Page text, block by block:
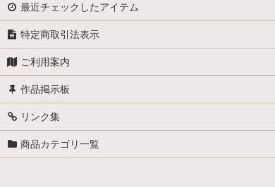
最近チェックしたアイテム
特定商取引法表示
ご利用案内
作品掲示板
リンク集
商品カテゴリ一覧